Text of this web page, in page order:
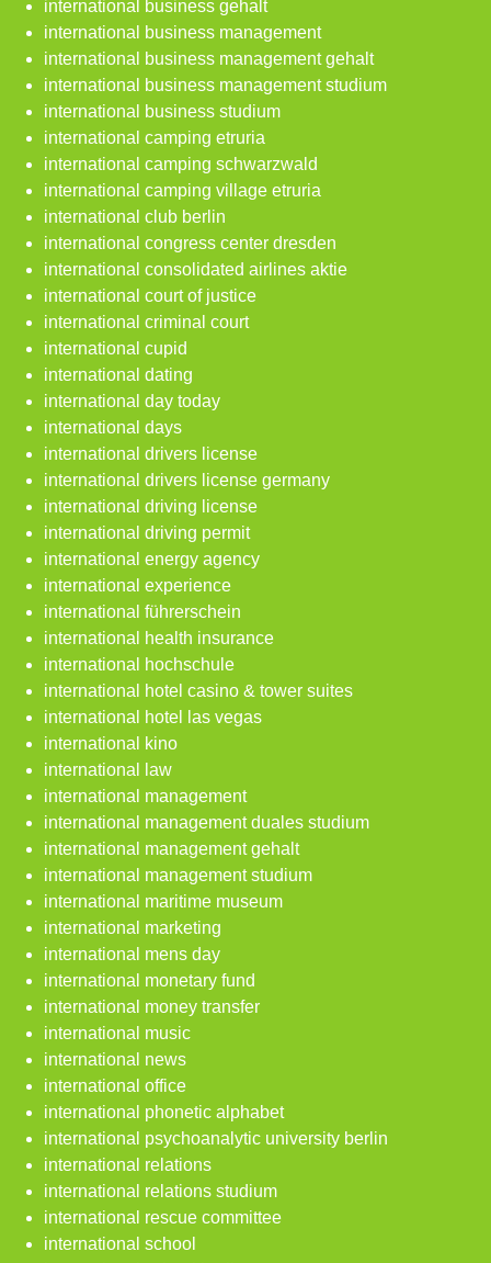
international business gehalt
international business management
international business management gehalt
international business management studium
international business studium
international camping etruria
international camping schwarzwald
international camping village etruria
international club berlin
international congress center dresden
international consolidated airlines aktie
international court of justice
international criminal court
international cupid
international dating
international day today
international days
international drivers license
international drivers license germany
international driving license
international driving permit
international energy agency
international experience
international führerschein
international health insurance
international hochschule
international hotel casino & tower suites
international hotel las vegas
international kino
international law
international management
international management duales studium
international management gehalt
international management studium
international maritime museum
international marketing
international mens day
international monetary fund
international money transfer
international music
international news
international office
international phonetic alphabet
international psychoanalytic university berlin
international relations
international relations studium
international rescue committee
international school